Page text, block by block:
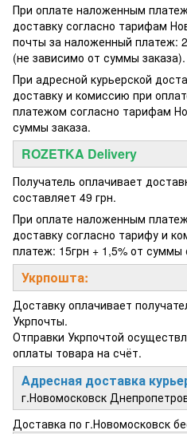
При оплате наложенным
доставку согласно тарифам
почты за наложенный платеж:
(не зависимо от суммы заказа).
При адресной курьерской
доставку и комиссию при
платежом согласно тарифам
суммы заказа.
ROZETKA Delivery
Получатель оплачивает
составляет 49 грн.
При оплате наложенным
доставку согласно тарифу и
платеж: 15грн + 1,5% от суммы
Укрпошта:
Доставку оплачивает
Укрпочты.
Отправки Укрпочтой
оплаты товара на счёт.
Адресная доставка
г.Новомосковск
Доставка по г.Новомосковск